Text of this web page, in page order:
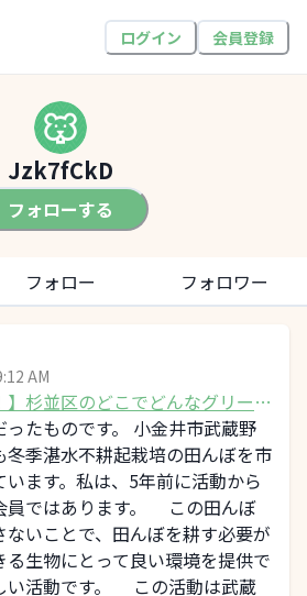
ログイン 会員登録
Jzk7fCkD
フォローする
フォロー フォロワー
AM
】杉並区のどこでどんなグリーン
いかたものです。 小金井市武蔵野
冬季湛水不耕起栽培の田んぼを市
ます。私は、5年前に活動から
員ではあります。 この田んぼ
いことで、田んぼを耕す必要が
生物にとって良い環境を提供で
い活動です。 この活動は武蔵